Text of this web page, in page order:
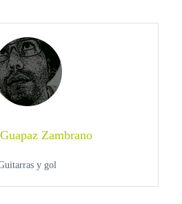
Zambrano
y gol